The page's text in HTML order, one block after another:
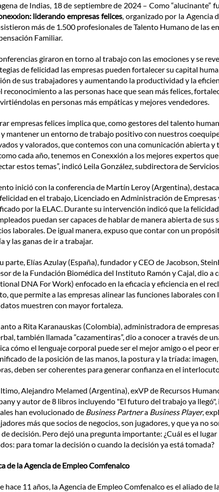
de Indias, 18 de septiembre de 2024 – Como “alucinante”
liderando empresas felices, organizado por la Agencia
más de 1.500 profesionales de Talento Humano de las
Familiar.
giraron en torno al trabajo con las emociones y se
de felicidad las empresas pueden fortalecer su capital
de sus trabajadores y aumentando la productividad y la
reconocimiento a las personas hace que sean más felices,
en personas más empáticas y mejores vendedores.
empresas felices implica que, como gestores del talento
mantener un entorno de trabajo positivo con nuestros
y valorados, que contemos con una comunicación abierta
cada año, tenemos en Conexxión a los mejores expertos
estos temas”, indicó Leila González, subdirectora de
inició con la conferencia de Martín Leroy (Argentina),
en el trabajo, Licenciado en Administración de
por la ELAC. Durante su intervención indicó que la
puedan ser capaces de hablar de manera abierta de
laborales. De igual manera, expuso que contar con un
y las ganas de ir a trabajar.
parte, Elías Azulay (España), fundador y CEO de Jacobson,
de la Fundación Biomédica del Instituto Ramón y Cajal, dio a
DNA For Work) enfocado en la eficacia y eficiencia en el
que permite a las empresas alinear las funciones laborales con
muestren con mayor fortaleza.
a Rita Karanauskas (Colombia), administradora de
también llamada “cazamentiras”, dio a conocer a través de
cómo el lenguaje corporal puede ser el mejor amigo o el peor
de la posición de las manos, la postura y la tríada:
deben ser coherentes para generar confianza en el
Alejandro Melamed (Argentina), exVP de Recursos
y autor de 8 libros incluyendo "El futuro del trabajo ya
han evolucionado de Business Partner a Business Player,
más que socios de negocios, son jugadores, y que ya no
de decisión. Pero dejó una pregunta importante: ¿Cuál es el
para tomar la decisión o cuando la decisión ya está tomada?
de la Agencia de Empleo Comfenalco
hace 11 años, la Agencia de Empleo Comfenalco es el aliado de